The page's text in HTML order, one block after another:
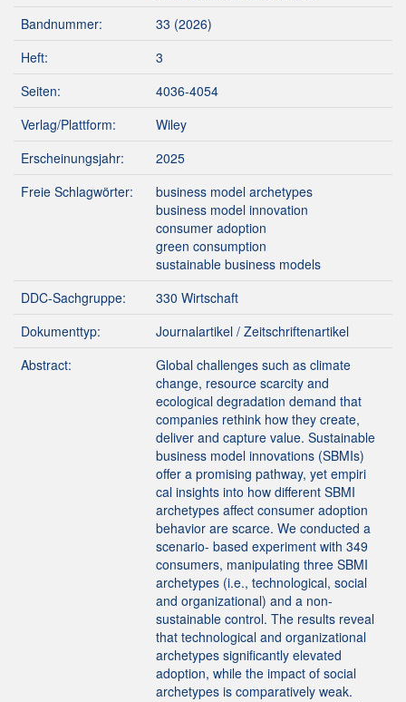
Bandnummer:
33 (2026)
Heft:
3
Seiten:
4036-4054
Verlag/Plattform:
Wiley
Erscheinungsjahr:
2025
Freie Schlagwörter:
business model archetypes
business model innovation
consumer adoption
green consumption
sustainable business models
DDC-Sachgruppe:
330 Wirtschaft
Dokumenttyp:
Journalartikel / Zeitschriftenartikel
Abstract:
Global challenges such as climate
change, resource scarcity and
ecological degradation demand that
companies rethink how they create,
deliver and capture value. Sustainable
business model innovations (SBMIs)
offer a promising pathway, yet empiri
cal insights into how different SBMI
archetypes affect consumer adoption
behavior are scarce. We conducted a
scenario- based experiment with 349
consumers, manipulating three SBMI
archetypes (i.e., technological, social
and organizational) and a non-
sustainable control. The results reveal
that technological and organizational
archetypes significantly elevated
adoption, while the impact of social
archetypes is comparatively weak.